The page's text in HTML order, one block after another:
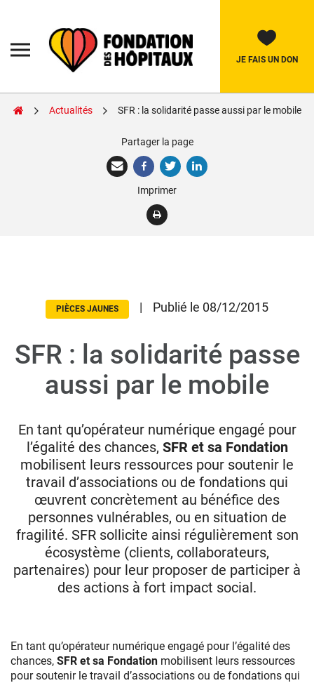
des
Hôpitaux
JE FAIS UN DON
Nous soutenir
Donateurs
Hôpitaux
Presse
Actualités SFR : la solidarité passe aussi par le mobile
Partager la page
Imprimer
PIÈCES JAUNES | Publié le 08/12/2015
SFR : la solidarité passe
aussi par le mobile
En tant qu’opérateur numérique engagé pour
l’égalité des chances, SFR et sa Fondation
mobilisent leurs ressources pour soutenir le
travail d’associations ou de fondations qui
œuvrent concrètement au bénéfice des
personnes vulnérables, ou en situation de
fragilité. SFR sollicite ainsi régulièrement son
écosystème (clients, collaborateurs,
partenaires) pour leur proposer de participer à
des actions à fort impact social.
En tant qu’opérateur numérique engagé pour l’égalité des
chances, SFR et sa Fondation mobilisent leurs ressources
pour soutenir le travail d’associations ou de fondations qui